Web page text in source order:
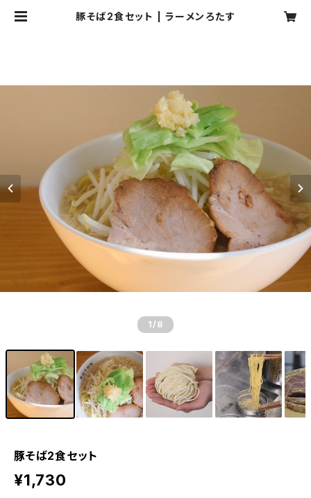
豚そば2食セット | ラーメンろたす
1 /8
豚そば2食セット
¥1,730